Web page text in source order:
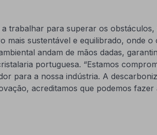
trabalhar para superar os obstáculos,
mais sustentável e equilibrado, onde o
andam de mãos dadas,
portuguesa. “Estamos
para a nossa indústria. A
acreditamos que podemos fazer